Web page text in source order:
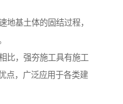
地基土体的固结过程，
比，强夯施工具有施工
点，广泛应用于各类建